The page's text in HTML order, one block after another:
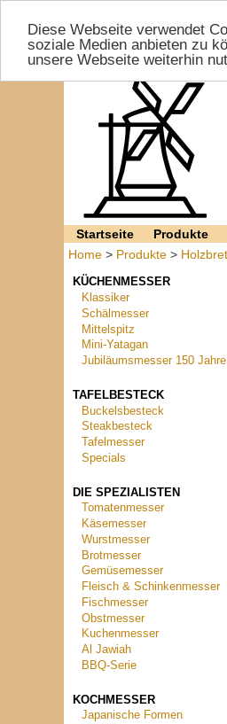
Diese Webseite verwendet
soziale Medien anbieten zu
unsere Webseite weiterhin
Startseite Produkte
Home > Produkte >
KÜCHENMESSER
Klassiker
Schälmesser
Mittelspitz
Mini-Yatagan
Jubiläumsmesser 150 Jahre
TAFELBESTECK
Buckelsbesteck
Steakbesteck
Tafelmesser
Specials
DIE SPEZIALISTEN
Tomatenmesser
Käsemesser
Wurstmesser
Brotmesser
Gemüsemesser
Fleisch & Schinkenmesser
Fischmesser
Obstmesser
Kuchenmesser
Al Jawiah
BBQ-Serie
KOCHMESSER
Japanische Formen